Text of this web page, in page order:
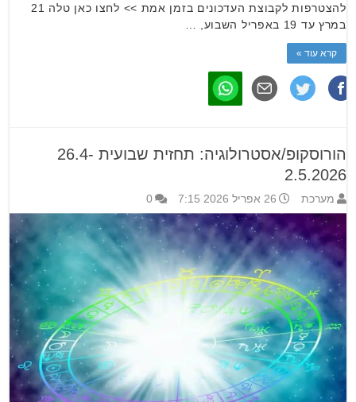
להצטרפות לקבוצת העדכונים בזמן אמת >> לחצו כאן טלה 21
במרץ עד 19 באפריל השבוע, …
קרא עוד »
הורוסקופ/אסטרולוגיה: תחזית שבועית 26.4-
2.5.2026
מערכת 26 אפריל 2026 7:15 0